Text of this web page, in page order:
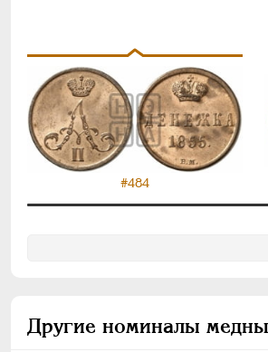
#484
Другие номиналы